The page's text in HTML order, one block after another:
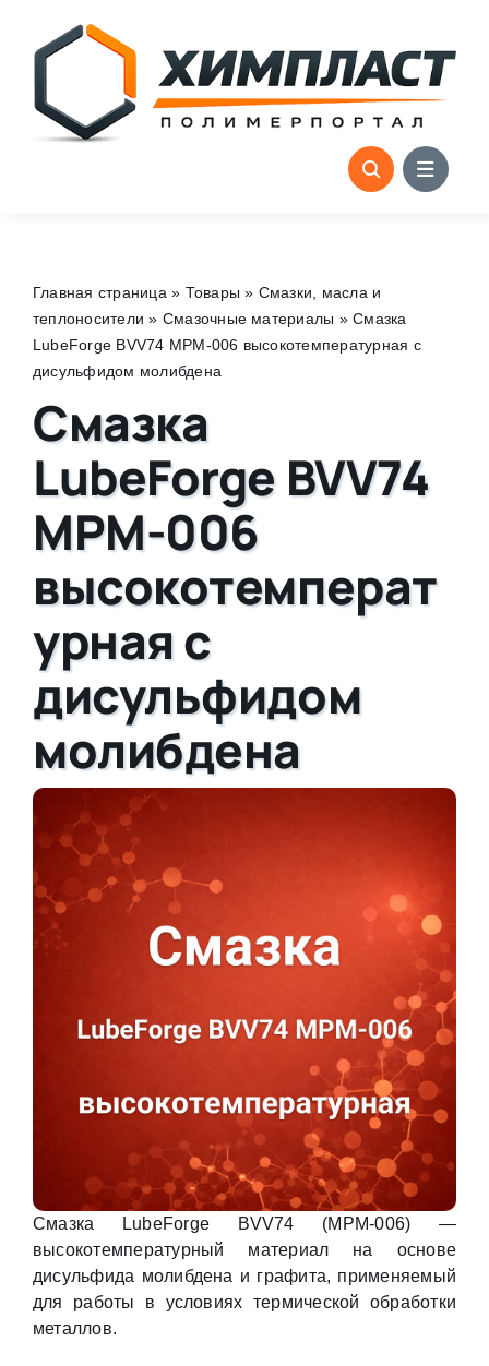
content
Главная страница » Товары » Смазки, масла и
теплоносители » Смазочные материалы »Смазка
LubeForge BVV74 MPM-006 высокотемпературная с
дисульфидом молибдена
Смазка
LubeForge BVV74
MPM-006
высокотемперат
урная с
дисульфидом
молибдена
Смазка LubeForge BVV74 (MPM-006) —
высокотемпературный материал на основе
дисульфида молибдена и графита, применяемый
для работы в условиях термической обработки
металлов.